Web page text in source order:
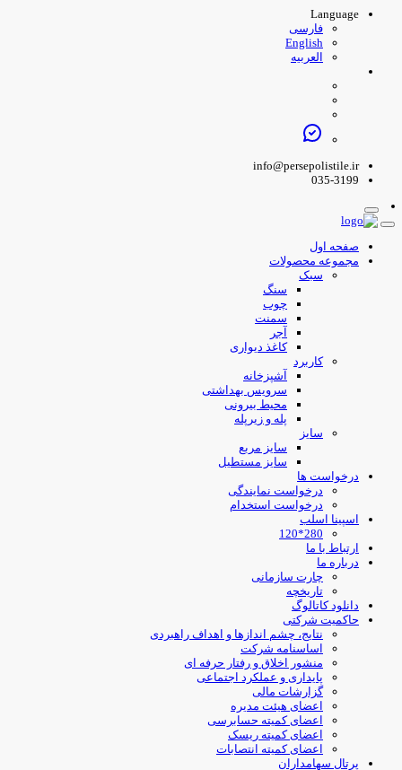
Language
فارسی
English
العربیه
info@persepolistile.ir
035-3199
صفحه اول
مجموعه محصولات
سبک
سنگ
چوب
سمنت
آجر
کاغذ دیواری
کاربرد
آشپزخانه
سرویس بهداشتی
محیط بیرونی
پله و زیرپله
سایز
سایز مربع
سایز مستطیل
درخواست ها
درخواست نمایندگی
درخواست استخدام
اسپینا اسلب
280*120
ارتباط با ما
درباره ما
چارت سازمانی
تاریخچه
دانلود کاتالوگ
حاکمیت شرکتی
نتایج، چشم اندازها و اهداف راهبردی
اساسنامه شرکت
منشور اخلاق و رفتار حرفه ای
پایداری و عملکرد اجتماعی
گزارشات مالی
اعضای هیئت مدیره
اعضای کمیته حسابرسی
اعضای کمیته ریسک
اعضای کمیته انتصابات
پرتال سهامداران